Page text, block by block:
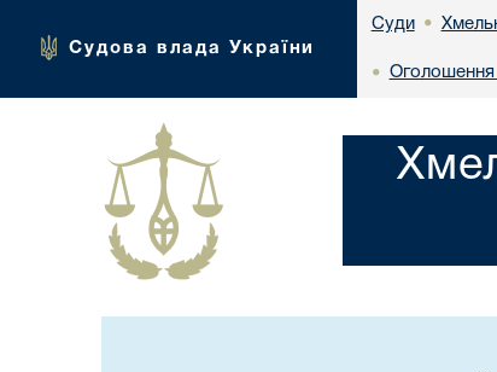
Судова влада України
Суди •
• Оголошення